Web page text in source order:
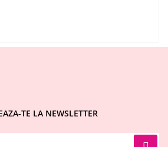
TE LA NEWSLETTER